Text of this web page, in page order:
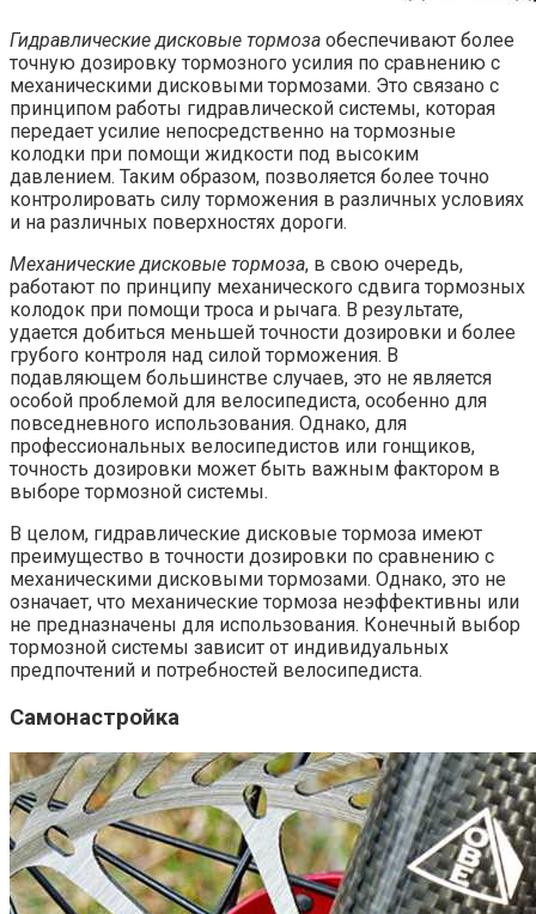
Гидравлические дисковые тормоза обеспечивают более
точную дозировку тормозного усилия по сравнению с
механическими дисковыми тормозами. Это связано с
принципом работы гидравлической системы, которая
передает усилие непосредственно на тормозные
колодки при помощи жидкости под высоким
давлением. Таким образом, позволяется более точно
контролировать силу торможения в различных условиях
и на различных поверхностях дороги.
Механические дисковые тормоза, в свою очередь,
работают по принципу механического сдвига тормозных
колодок при помощи троса и рычага. В результате,
удается добиться меньшей точности дозировки и более
грубого контроля над силой торможения. В
подавляющем большинстве случаев, это не является
особой проблемой для велосипедиста, особенно для
повседневного использования. Однако, для
профессиональных велосипедистов или гонщиков,
точность дозировки может быть важным фактором в
выборе тормозной системы.
В целом, гидравлические дисковые тормоза имеют
преимущество в точности дозировки по сравнению с
механическими дисковыми тормозами. Однако, это не
означает, что механические тормоза неэффективны или
не предназначены для использования. Конечный выбор
тормозной системы зависит от индивидуальных
предпочтений и потребностей велосипедиста.
Самонастройка